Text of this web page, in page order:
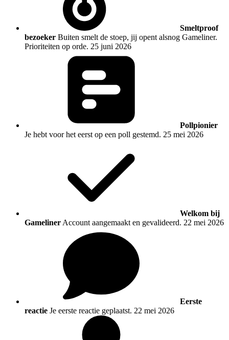
Smeltproof
bezoeker Buiten smelt de stoep, jij opent alsnog Gameliner.
Prioriteiten op orde. 25 juni 2026
Pollpionier
Je hebt voor het eerst op een poll gestemd. 25 mei 2026
Welkom bij
Gameliner Account aangemaakt en gevalideerd. 22 mei 2026
Eerste
reactie Je eerste reactie geplaatst. 22 mei 2026